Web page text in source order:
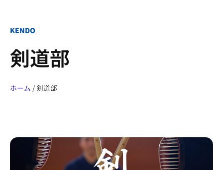
KENDO
剣道部
ホーム /剣道部